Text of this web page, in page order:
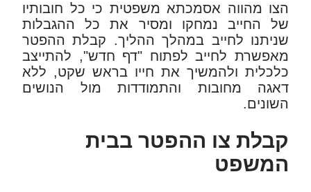
הצו מהווה אסמכתא משפטית כי כל חובותיו
של החייב נמחקו ומסיר את כל ההגבלות
שניתנו לחייב במהלך ההליך. קבלת ההפטר
מאפשרת לחייב לפתוח "דף חדש", להתייצב
כלכלית ולהמשיך את חייו בראש שקט, ללא
דאגה מחובות והתמודדות מול הנושים
השונים.
קבלת צו ההפטר בבית
המשפט